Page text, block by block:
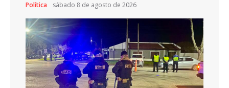
Política sábado 8 de agosto de 2026